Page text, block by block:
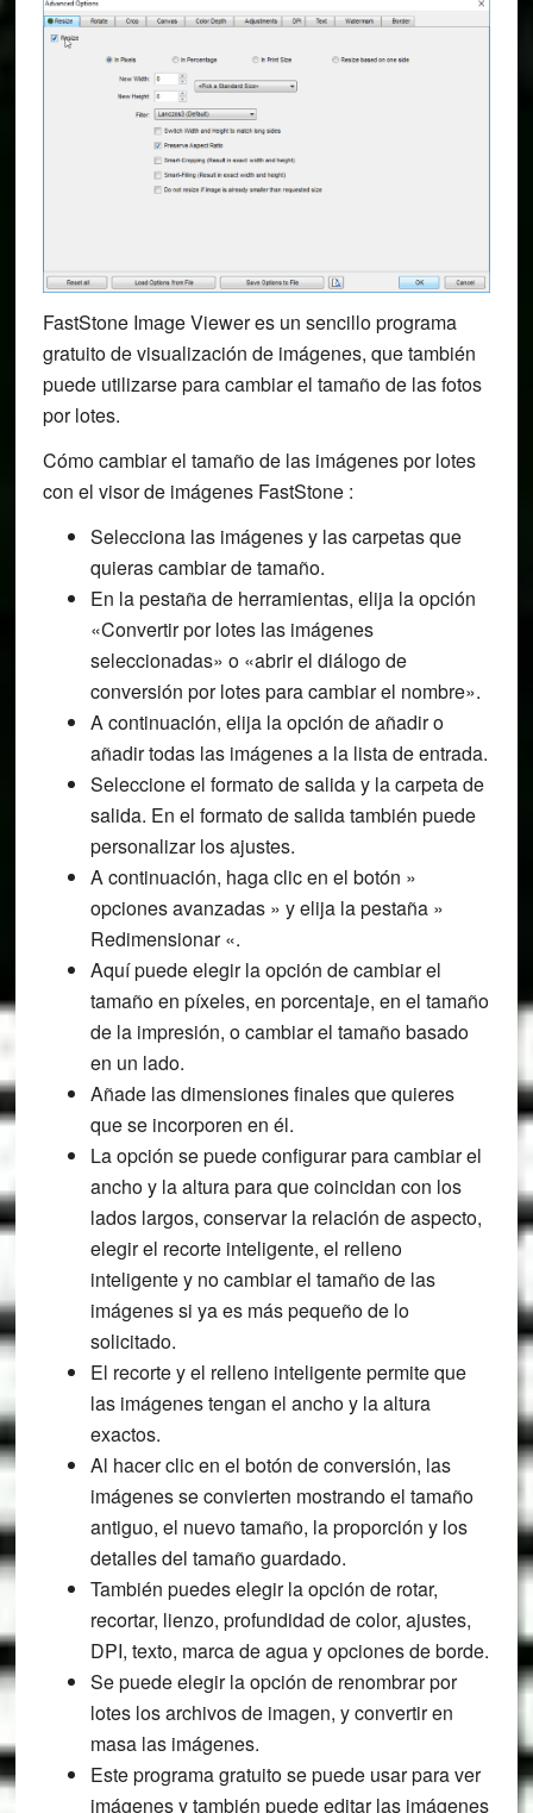
FastStone Image Viewer es un sencillo programa
gratuito de visualización de imágenes, que también
puede utilizarse para cambiar el tamaño de las fotos
por lotes.
Cómo cambiar el tamaño de las imágenes por lotes
con el visor de imágenes FastStone :
Selecciona las imágenes y las carpetas que
quieras cambiar de tamaño.
En la pestaña de herramientas, elija la opción
«Convertir por lotes las imágenes
seleccionadas» o «abrir el diálogo de
conversión por lotes para cambiar el nombre».
A continuación, elija la opción de añadir o
añadir todas las imágenes a la lista de entrada.
Seleccione el formato de salida y la carpeta de
salida. En el formato de salida también puede
personalizar los ajustes.
A continuación, haga clic en el botón »
opciones avanzadas » y elija la pestaña »
Redimensionar «.
Aquí puede elegir la opción de cambiar el
tamaño en píxeles, en porcentaje, en el tamaño
de la impresión, o cambiar el tamaño basado
en un lado.
Añade las dimensiones finales que quieres
que se incorporen en él.
La opción se puede configurar para cambiar el
ancho y la altura para que coincidan con los
lados largos, conservar la relación de aspecto,
elegir el recorte inteligente, el relleno
inteligente y no cambiar el tamaño de las
imágenes si ya es más pequeño de lo
solicitado.
El recorte y el relleno inteligente permite que
las imágenes tengan el ancho y la altura
exactos.
Al hacer clic en el botón de conversión, las
imágenes se convierten mostrando el tamaño
antiguo, el nuevo tamaño, la proporción y los
detalles del tamaño guardado.
También puedes elegir la opción de rotar,
recortar, lienzo, profundidad de color, ajustes,
DPI, texto, marca de agua y opciones de borde.
Se puede elegir la opción de renombrar por
lotes los archivos de imagen, y convertir en
masa las imágenes.
Este programa gratuito se puede usar para ver
imágenes y también puede editar las imágenes